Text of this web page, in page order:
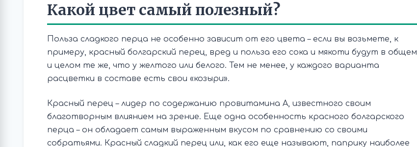
Какой цвет самый полезный?
Польза сладкого перца не особенно зависит от его цвета – если вы возьмете, к
примеру, красный болгарский перец, вред и польза его сока и мякоти будут в общем
и целом те же, что у желтого или белого. Тем не менее, у каждого варианта
расцветки в составе есть свои «козыри».
Красный перец – лидер по содержанию провитамина А, известного своим
благотворным влиянием на зрение. Еще одна особенность красного болгарского
перца – он обладает самым выраженным вкусом по сравнению со своими
собратьями. Красный сладкий перец или, как его еще называют, паприку наиболее